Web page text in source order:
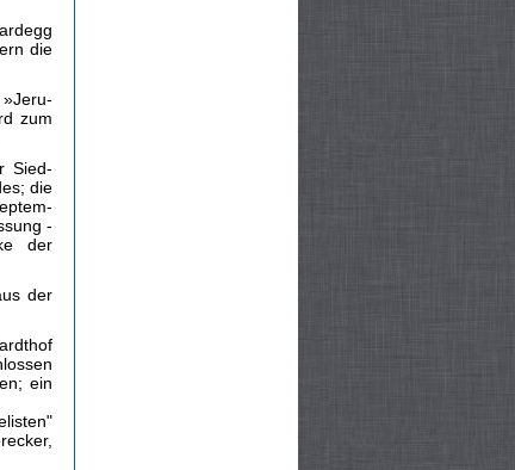
die
»Jeru­
zum
Sied­
die
-
der
der
ein